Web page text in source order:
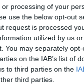
processing of your
use the below opt-out
request is processed
utilized by us
You may separately
on the IAB’s list of
to third parties on the
third parties.
2026
2026
2026
2026
2026
2026
2026